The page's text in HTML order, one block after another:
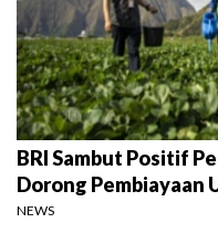
BRI Sambut Positif
Dorong Pembiayaan
NEWS